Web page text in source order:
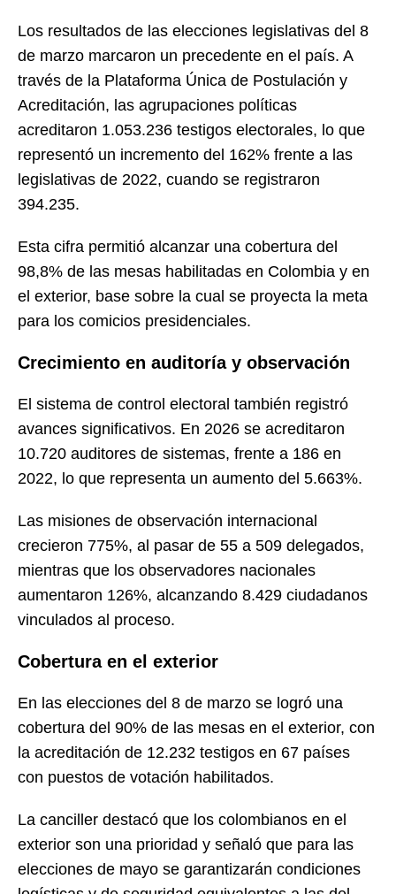
Los resultados de las elecciones legislativas del 8
de marzo marcaron un precedente en el país. A
través de la Plataforma Única de Postulación y
Acreditación, las agrupaciones políticas
acreditaron 1.053.236 testigos electorales, lo que
representó un incremento del 162% frente a las
legislativas de 2022, cuando se registraron
394.235.
Esta cifra permitió alcanzar una cobertura del
98,8% de las mesas habilitadas en Colombia y en
el exterior, base sobre la cual se proyecta la meta
para los comicios presidenciales.
Crecimiento en auditoría y observación
El sistema de control electoral también registró
avances significativos. En 2026 se acreditaron
10.720 auditores de sistemas, frente a 186 en
2022, lo que representa un aumento del 5.663%.
Las misiones de observación internacional
crecieron 775%, al pasar de 55 a 509 delegados,
mientras que los observadores nacionales
aumentaron 126%, alcanzando 8.429 ciudadanos
vinculados al proceso.
Cobertura en el exterior
En las elecciones del 8 de marzo se logró una
cobertura del 90% de las mesas en el exterior, con
la acreditación de 12.232 testigos en 67 países
con puestos de votación habilitados.
La canciller destacó que los colombianos en el
exterior son una prioridad y señaló que para las
elecciones de mayo se garantizarán condiciones